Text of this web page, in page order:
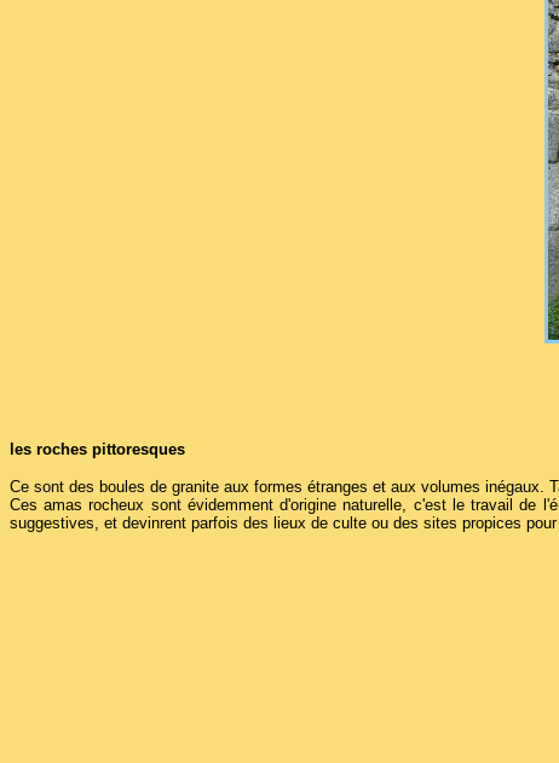
les roches pittoresques
Ce sont des boules de granite aux formes étranges et aux volumes inégaux.
Ces amas rocheux sont évidemment d'origine naturelle, c'est le travail de
suggestives, et devinrent parfois des lieux de culte ou des sites propices